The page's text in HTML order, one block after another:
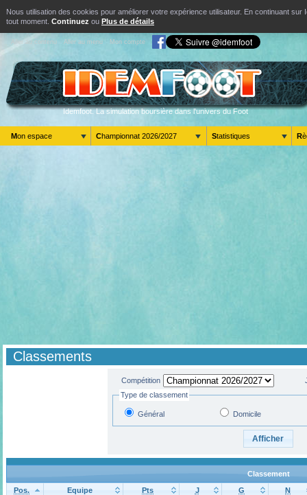
Nous utilisation des cookies pour améliorer votre expérience utilisateur. En continuant
tout moment. Continuez ou Plus de détails
Aller au contenu Aller au menu Mon compte
Idemfoot. La simulation boursière dans l'univers du Foot
Mon espace Championnat 2026/2027 Statistiques
Classements
Compétition
Type de classement
Général Domicile
Classement
Pos.
Equipe Pts J G
N